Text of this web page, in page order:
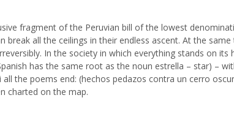
fragment of the Peruvian bill of the lowest
all the ceilings in their endless ascent. At the
In the society in which everything stands on its
has the same root as the noun estrella – star) –
the poems end: (hechos pedazos contra un cerro
charted on the map.